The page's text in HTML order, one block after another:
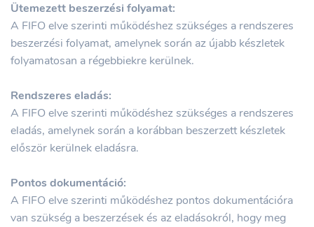
Ütemezett beszerzési folyamat:
A FIFO elve szerinti működéshez szükséges a rendszeres
beszerzési folyamat, amelynek során az újabb készletek
folyamatosan a régebbiekre kerülnek.
Rendszeres eladás:
A FIFO elve szerinti működéshez szükséges a rendszeres
eladás, amelynek során a korábban beszerzett készletek
először kerülnek eladásra.
Pontos dokumentáció:
A FIFO elve szerinti működéshez pontos dokumentációra
van szükség a beszerzések és az eladásokról, hogy meg